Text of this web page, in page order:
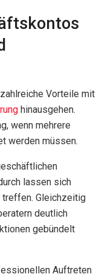
Vorteile mit
hinausgehen.
wenn mehrere
werden müssen.
lassen sich
Gleichzeitig
deutlich
gebündelt
Auftreten